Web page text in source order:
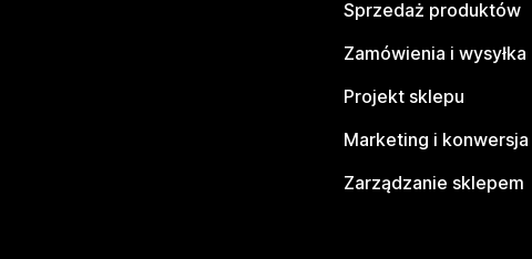
Sprzedaż produktów
Zamówienia i wysyłka
Projekt sklepu
Marketing i konwersja
Zarządzanie sklepem